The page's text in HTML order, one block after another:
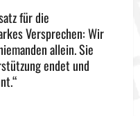
für die
Versprechen: Wir
allein. Sie
endet und